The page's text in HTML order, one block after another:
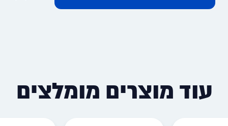
עוד מוצרים מומלצים